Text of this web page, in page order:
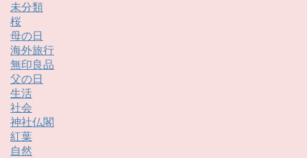
未分類
桜
母の日
海外旅行
無印良品
父の日
生活
社会
神社仏閣
紅葉
自然